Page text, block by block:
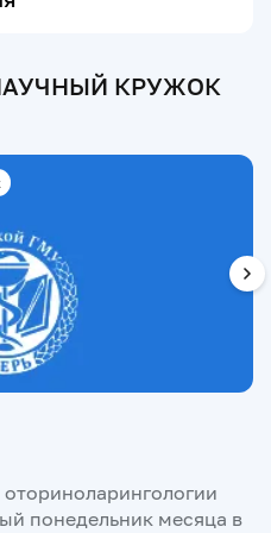
КРУЖОК
понедельник месяца в